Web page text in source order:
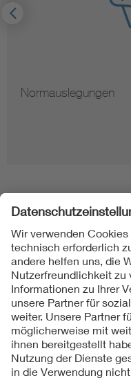
Normauslegungen
Folgen Sie uns
Kontakt